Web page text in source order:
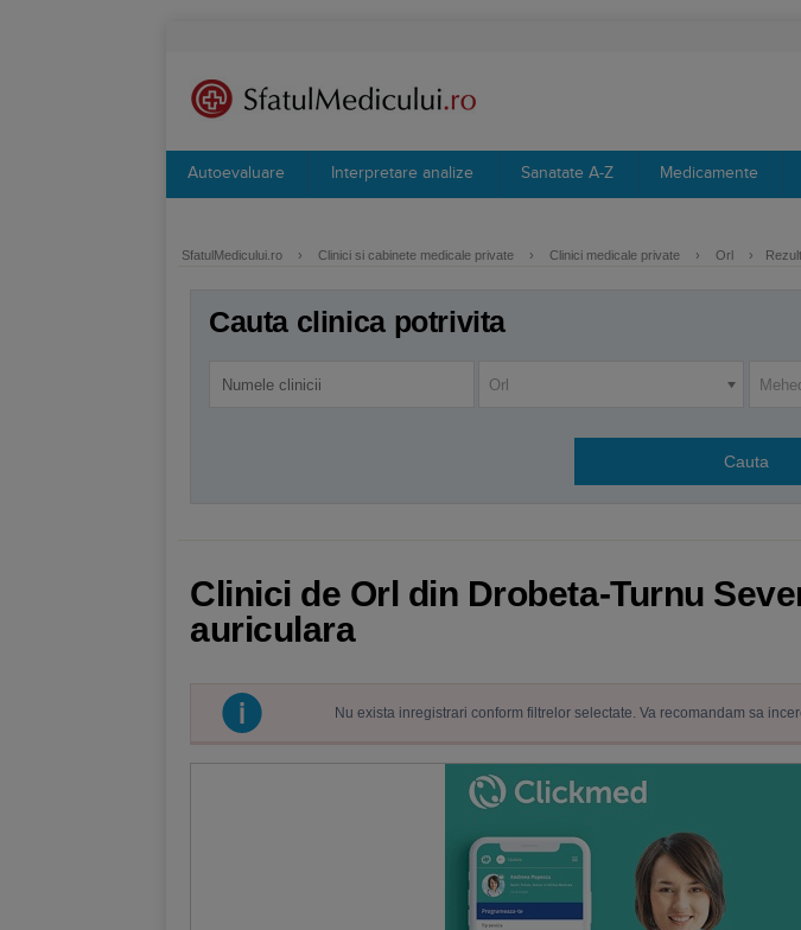
Autoevaluare Interpretare analize Sanatate A-Z Medicamente
SfatulMedicului.ro › Clinici si cabinete medicale private › Clinici medicale private › Orl ›
Cauta clinica potrivita
Orl
Clinici de Orl din Drobeta-Turnu
auriculara
Nu exista inregistrari conform filtrelor selectate. Va recomandam sa